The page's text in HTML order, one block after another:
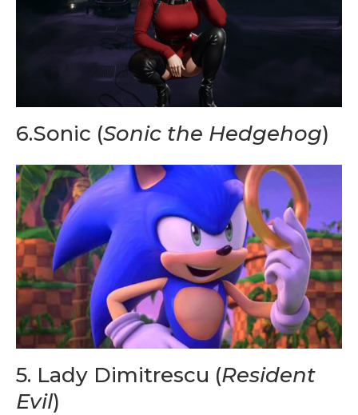
6.Sonic (Sonic the Hedgehog)
5. Lady Dimitrescu (Resident
Evil)